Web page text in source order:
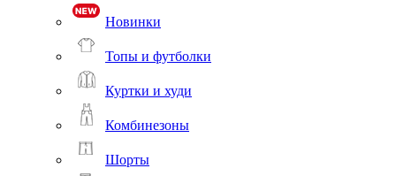
Новинки
Топы и футболки
Куртки и худи
Комбинезоны
Шорты